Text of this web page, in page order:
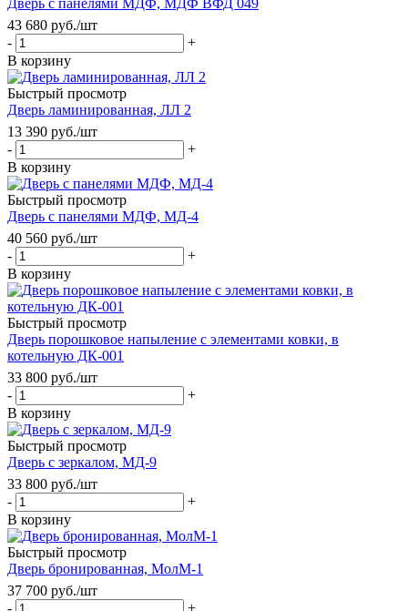
43 680 руб./шт
-
+
В корзину
Быстрый просмотр
Дверь ламинированная, ЛЛ 2
13 390 руб./шт
-
+
В корзину
Быстрый просмотр
Дверь с панелями МДФ, МД-4
40 560 руб./шт
-
+
В корзину
Быстрый просмотр
Дверь порошковое напыление с элементами ковки, в
котельную ДК-001
33 800 руб./шт
-
+
В корзину
Быстрый просмотр
Дверь с зеркалом, МД-9
33 800 руб./шт
-
+
В корзину
Быстрый просмотр
Дверь бронированная, МолМ-1
37 700 руб./шт
-
+